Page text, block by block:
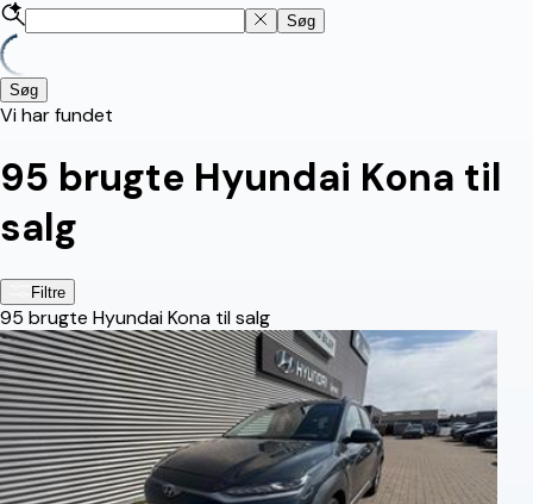
Søg
Søg
Vi har fundet
95 brugte Hyundai Kona til
salg
Filtre
95 brugte Hyundai Kona til salg